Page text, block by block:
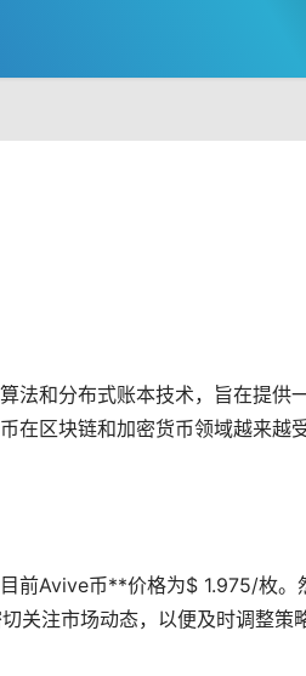
法和分布式账本技术，旨在提供
在区块链和加密货币领域越来越
前Avive币**价格为$ 1.975/枚。
关注市场动态，以便及时调整策